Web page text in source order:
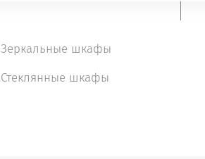
Зеркальные шкафы
Стеклянные шкафы